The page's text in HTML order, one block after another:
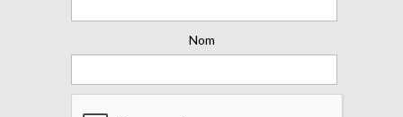
Nom